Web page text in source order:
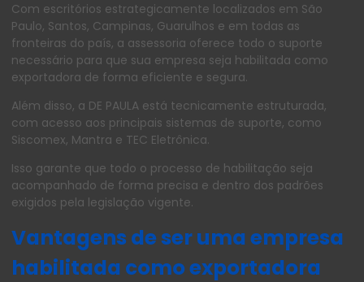
Com escritórios estrategicamente localizados em São
Paulo, Santos, Campinas, Guarulhos e em todas as
fronteiras do país, a assessoria oferece todo o suporte
necessário para que sua empresa seja habilitada como
exportadora de forma eficiente e segura.
Além disso, a DE PAULA está tecnicamente estruturada,
com acesso aos principais sistemas de suporte, como
Siscomex, Mantra e TEC Eletrônica.
Isso garante que todo o processo de habilitação seja
acompanhado de forma precisa e dentro dos padrões
exigidos pela legislação vigente.
Vantagens de ser uma empresa
habilitada como exportadora